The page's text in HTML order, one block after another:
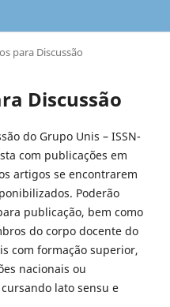
para Discussão
Discussão
do Grupo Unis – ISSN-
com publicações em
artigos se encontrarem
Poderão
publicação, bem como
do corpo docente do
com formação superior,
nacionais ou
lato sensu e